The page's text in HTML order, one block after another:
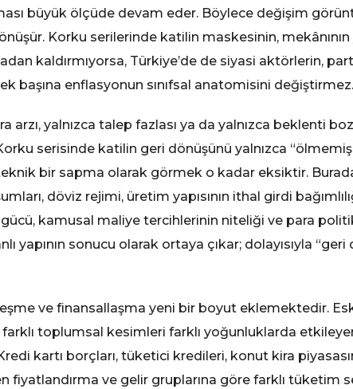
büyük ölçüde devam eder. Böylece değişim
Korku serilerinde katilin maskesinin, mekânının
kaldırmıyorsa, Türkiye’de de siyasi aktörlerin,
başına enflasyonun sınıfsal anatomisini değiştirmez.
arzı, yalnızca talep fazlası ya da yalnızca beklenti
serisinde katilin geri dönüşünü yalnızca
bir sapma olarak görmek o kadar eksiktir.
döviz rejimi, üretim yapısının ithal girdi
kamusal maliye tercihlerinin niteliği ve para
yapının sonucu olarak ortaya çıkar; dolayısıyla
ve finansallaşma yeni bir boyut eklemektedir.
toplumsal kesimleri farklı yoğunluklarda
kartı borçları, tüketici kredileri, konut kira
fiyatlandırma ve gelir gruplarına göre farklı tüketim